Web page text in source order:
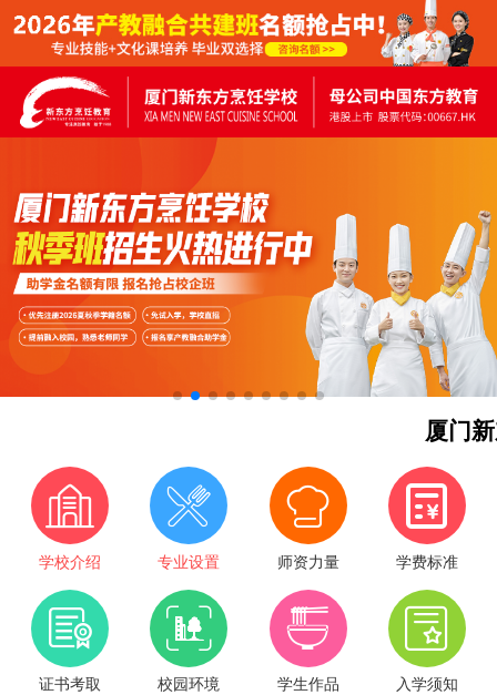
厦门新东
学校介绍 专业设置 师资力量 学费标准
证书考取 校园环境 学生作品 入学须知